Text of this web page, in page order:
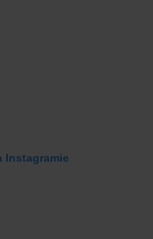
Instagramie